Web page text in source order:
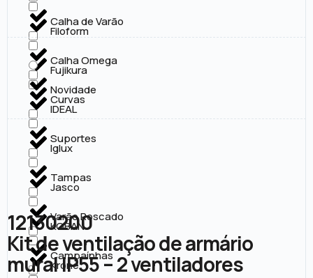
Calha de Varão
Calha Omega
Curvas
Suportes
Tampas
Varão Roscado
Campaínhas
Filoform
Fujikura
IDEAL
Iglux
Jasco
KOBAN
Krone
Novidade
12130200
Kit de ventilação de armário
mural IP55 – 2 ventiladores